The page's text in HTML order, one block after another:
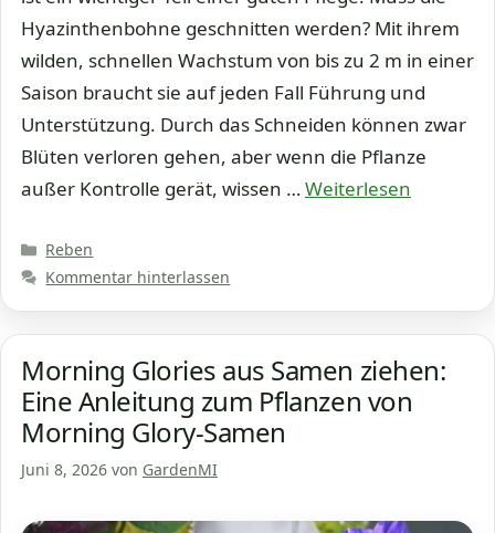
Hyazinthenbohne geschnitten werden? Mit ihrem
wilden, schnellen Wachstum von bis zu 2 m in einer
Saison braucht sie auf jeden Fall Führung und
Unterstützung. Durch das Schneiden können zwar
Blüten verloren gehen, aber wenn die Pflanze
außer Kontrolle gerät, wissen …Weiterlesen
Kategorien
Reben
Kommentar hinterlassen
Morning Glories aus Samen ziehen:
Eine Anleitung zum Pflanzen von
Morning Glory-Samen
Juni 8, 2026 von GardenMI